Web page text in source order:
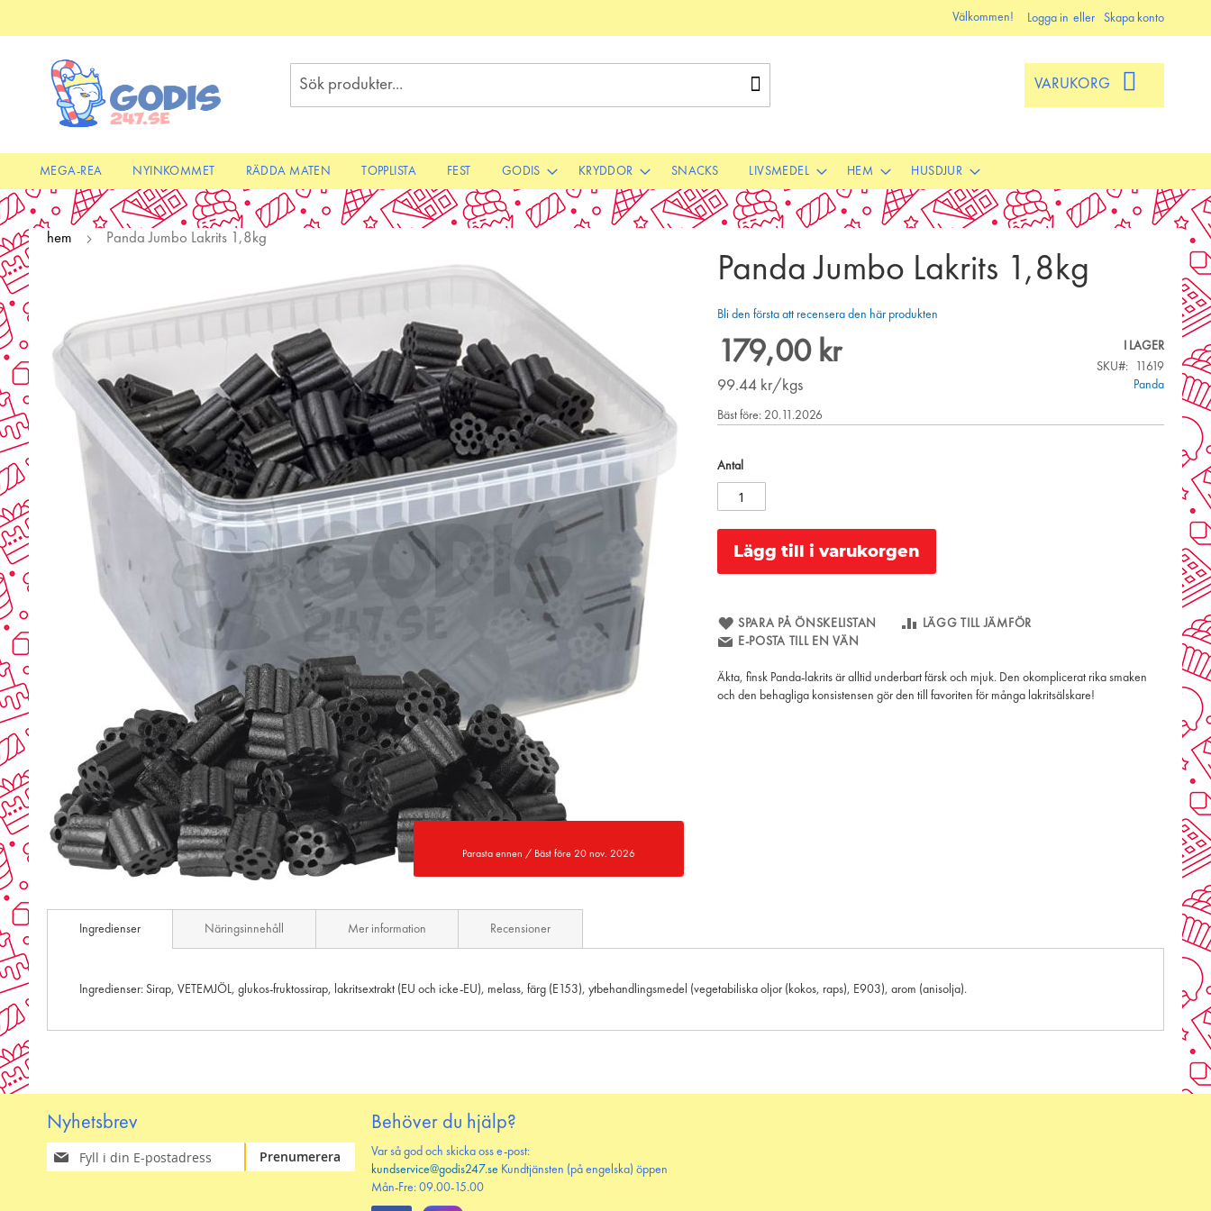
to
Välkommen! Logga in Skapa konto
VARUKORG
MEGA-REA NYINKOMMET RÄDDA MATEN TOPPLISTA FEST GODIS KRYDDOR SNACKS LIVSMEDEL HEM HUSDJUR
hem Panda Jumbo Lakrits 1,8kg
the
images
Parasta ennen / Bäst före 20 nov. 2026
to
Panda Jumbo Lakrits 1,8kg
Bli den första att recensera den här produkten
179,00 kr
99.44 kr/kgs
I LAGER
SKU
11619
Panda
Bäst före: 20.11.2026
Antal
Lägg till i varukorgen
SPARA PÅ ÖNSKELISTAN
LÄGG TILL JÄMFÖR
E-POSTA TILL EN VÄN
Äkta, finsk Panda-lakrits är alltid underbart färsk och mjuk. Den okomplicerat rika smaken
och den behagliga konsistensen gör den till favoriten för många lakritsälskare!
Ingredienser
Ingredienser: Sirap, VETEMJÖL, glukos-fruktossirap, lakritsextrakt (EU och icke-EU), melass, färg (E153), ytbehandlingsmedel (vegetabiliska oljor (kokos, raps), E903), arom (anisolja).
Näringsinnehåll Mer information Recensioner
Nyhetsbrev
Prenumerera
på
Prenumerera
Behöver du hjälp?
Var så god och skicka oss e-post:
kundservice@godis247.se Kundtjänsten (på engelska) öppen
Mån-Fre: 09.00-15.00